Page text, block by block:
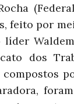
feito por
dos